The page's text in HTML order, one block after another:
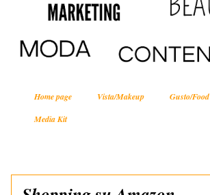
Home page Vista/Makeup Gusto/Food
Media Kit